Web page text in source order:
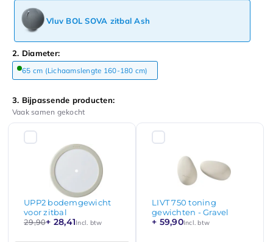
Vluv BOL SOVA zitbal Ash
2. Diameter:
65 cm (Lichaamslengte 160-180 cm)
3. Bijpassende producten:
Vaak samen gekocht
UPP2 bodemgewicht
voor zitbal
29,90+ 28,41Incl. btw
LIVT 750 toning
gewichten - Gravel
+ 59,90Incl. btw